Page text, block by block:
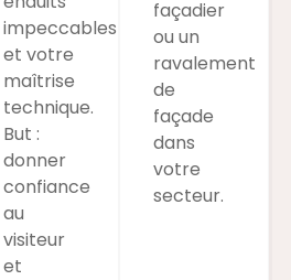
impeccables
et votre
maîtrise
technique.
But :
donner
confiance
au
visiteur
et
façadier
ou un
ravalement
de
façade
dans
votre
secteur.